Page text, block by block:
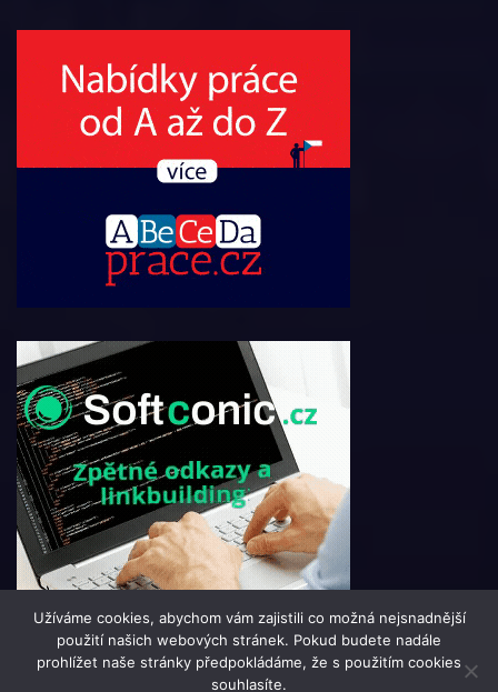
Užíváme cookies, abychom vám zajistili co možná nejsnadnější
použití našich webových stránek. Pokud budete nadále
prohlížet naše stránky předpokládáme, že s použitím cookies
souhlasíte.